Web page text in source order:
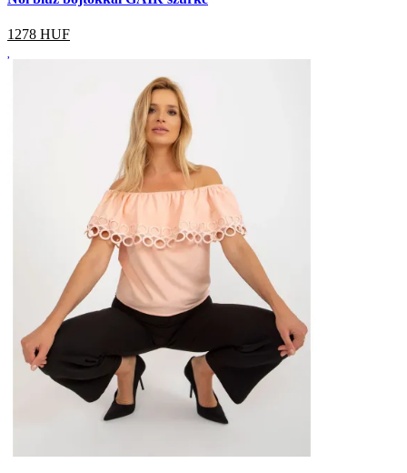
1278 HUF